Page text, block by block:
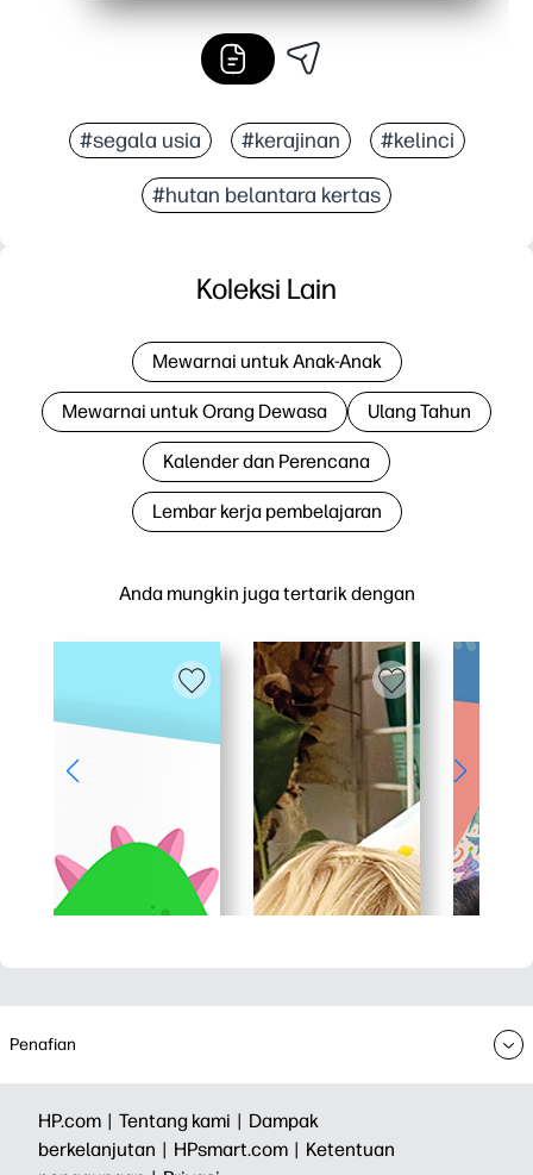
#segala usia #kerajinan #kelinci
#hutan belantara kertas
Anda mungkin juga tertarik dengan
Koleksi Lain
Mewarnai untuk Anak-Anak
Mewarnai untuk Orang Dewasa Ulang Tahun
Kalender dan Perencana
Lembar kerja pembelajaran
Penafian
HP.com | Tentang kami | Dampak
berkelanjutan | HPsmart.com | Ketentuan